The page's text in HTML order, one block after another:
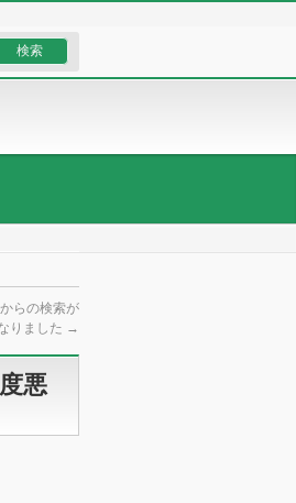
らの検索が
りました →
悪